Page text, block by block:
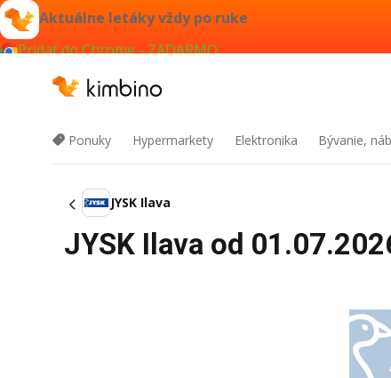
Aktuálne letáky vždy po ruke
Pridať do Chrome - ZADARMO
Ponuky Hypermarkety Elektronika Bývanie,
JYSK Ilava
JYSK Ilava od